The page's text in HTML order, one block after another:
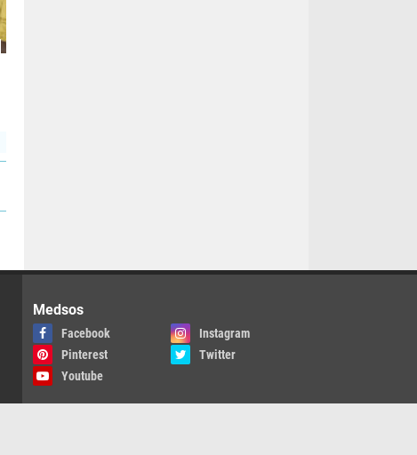
Medsos
Facebook
Instagram
Pinterest
Twitter
Youtube